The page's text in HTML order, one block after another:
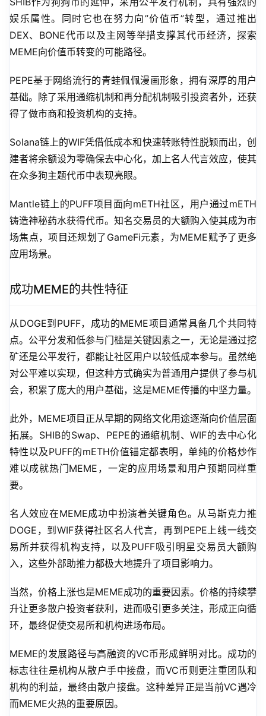
娱乐属性。同时它也在努力向”价值币”转型，通过推出
DEX、BONE代币以及主网等举措支撑其代币经济，探索
MEME向价值币转变的可能路径。
PEPE基于网络流行的青蛙佩佩漫画形象，拥有深厚的用户
基础。除了采用通缩机制和再分配机制吸引投资者外，还获
得了做市商和投资机构的支持。
Solana链上的WIF凭借低成本和快速转账特性脱颖而出，创
建者将余额设为零确保去中心化，加上名人代言效应，使其
在众多狗主题代币中表现亮眼。
Mantle链上的PUFF项目面向mETH社区，用户通过mETH
铸造神秘药水获得代币。知名交易员的大额购入使其成为市
场焦点，项目还规划了GameFi元素，为MEME赋予了更多
应用场景。
成功MEME的共性特征
从DOGE到PUFF，成功的MEME项目通常具备几个共同特
点。公平分发和低参与门槛是关键因素之一，无论是通过挖
矿还是公平发行，都能让社区用户以较低成本参与。虽然绝
对公平难以实现，但这种方式确实为普通用户提供了参与机
会，积累了庞大的用户基础，这是MEME传播的中坚力量。
此外，MEME项目正从早期的网络文化用途逐渐向价值层面
拓展。SHIB的Swap、PEPE的通缩机制、WIF的去中心化
特性以及PUFF的mETH价值锚定都表明，单纯的价格炒作
难以成就热门MEME，一定的应用场景和用户预期同样重
要。
名人效应在MEME成功中扮演着关键角色。从马斯克力推
DOGE，到WIF获得社区名人代言，再到PEPE上线一线交
易所并获得机构支持，以及PUFF吸引明星交易员大额购
入，这些外部助推力都极大地提升了项目影响力。
当然，价格上涨也是MEME成功的重要因素。价格的持续攀
升让更多散户投资者获利，进而吸引更多关注，形成正向循
环，最终促使交易所和机构进场布局。
MEME的发展路径与高融资的VC币形成鲜明对比。成功的
标志往往是机构从散户手中接盘，而VC币则更注重团队和
机构的利益，最终由散户接盘。这种差异正是当前VC遇冷
而MEME火热的重要原因。